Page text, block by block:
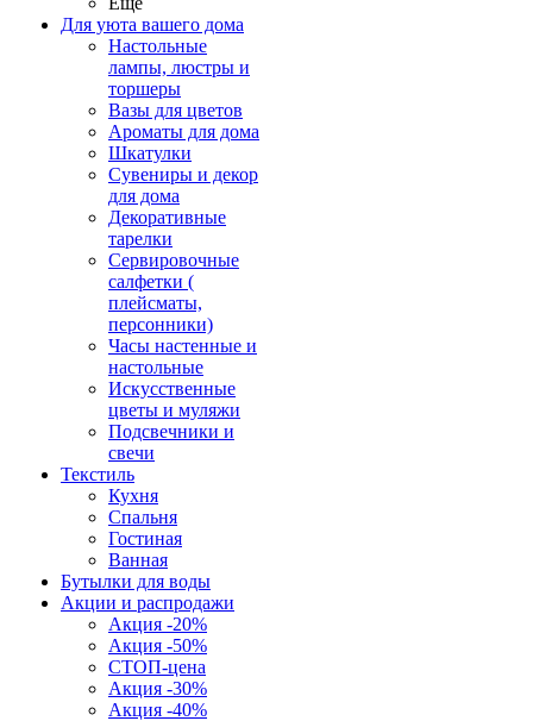
Для уюта вашего дома
Настольные
лампы, люстры и
торшеры
Вазы для цветов
Ароматы для дома
Шкатулки
Сувениры и декор
для дома
Декоративные
тарелки
Сервировочные
салфетки (
плейсматы,
персонники)
Часы настенные и
настольные
Искусственные
цветы и муляжи
Подсвечники и
свечи
Текстиль
Кухня
Спальня
Гостиная
Ванная
Бутылки для воды
Акции и распродажи
Акция -20%
Акция -50%
СТОП-цена
Акция -30%
Акция -40%